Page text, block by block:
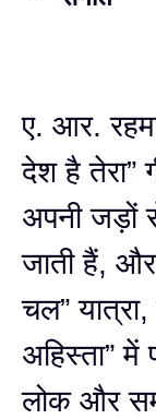
ए. आर.
देश है तेरा”
अपनी जड़ों
जाती हैं,
चल”
अहिस्ता”
लोक और